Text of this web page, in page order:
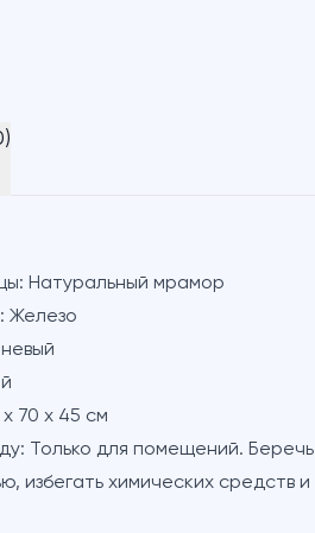
Натуральный мрамор
Железо
х 70 х 45 см
Только для помещений.
избегать химических средств